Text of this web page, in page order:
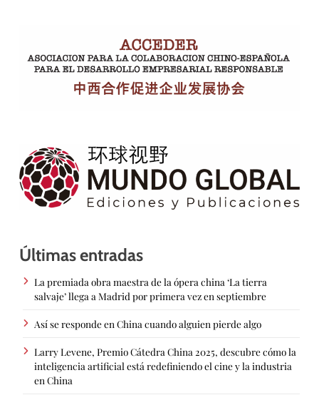
Últimas entradas
La premiada obra maestra de la ópera china ‘La tierra
salvaje’ llega a Madrid por primera vez en septiembre
Así se responde en China cuando alguien pierde algo
Larry Levene, Premio Cátedra China 2025, descubre cómo la
inteligencia artificial está redefiniendo el cine y la industria
en China